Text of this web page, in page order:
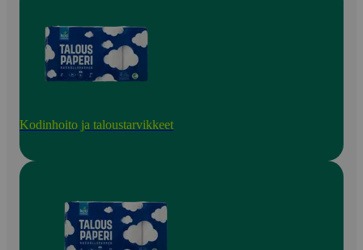
Kodinhoito ja taloustarvikkeet